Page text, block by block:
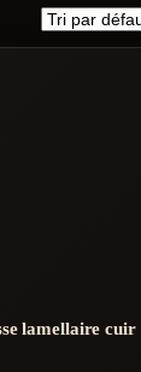
lamellaire cuir